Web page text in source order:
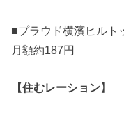
■プラウド横濱ヒル
月額約187円
【住むレーション】